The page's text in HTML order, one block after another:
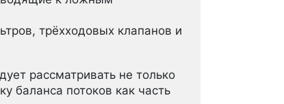
трёхходовых клапанов и
рассматривать не только
баланса потоков как часть